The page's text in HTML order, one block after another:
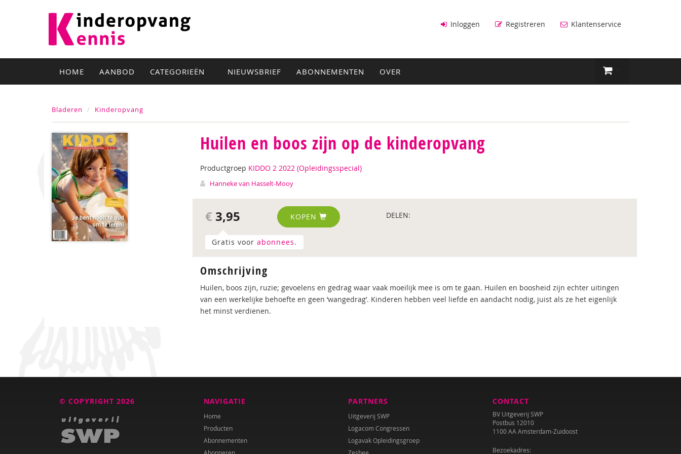
Inloggen Registreren Klantenservice
HOME AANBOD CATEGORIEËN NIEUWSBRIEF ABONNEMENTEN OVER
Bladeren Kinderopvang
Huilen en boos zijn op de kinderopvang
Productgroep KIDDO 2 2022 (Opleidingsspecial)
Hanneke van Hasselt-Mooy
€ 3,95 KOPEN DELEN:
Gratis voor abonnees.
Omschrijving
Huilen, boos zijn, ruzie; gevoelens en gedrag waar vaak moeilijk mee is om te gaan. Huilen en boosheid zijn echter uitingen
van een werkelijke behoefte en geen ‘wangedrag’. Kinderen hebben veel liefde en aandacht nodig, juist als ze het eigenlijk
het minst verdienen.
© COPYRIGHT 2026 NAVIGATIE
Home
Producten
Abonnementen
PARTNERS
Uitgeverij SWP
Logacom Congressen
Logavak Opleidingsgroep
CONTACT
BV Uitgeverij SWP
Postbus 12010
1100 AA Amsterdam-Zuidoost
Bezoekadres: